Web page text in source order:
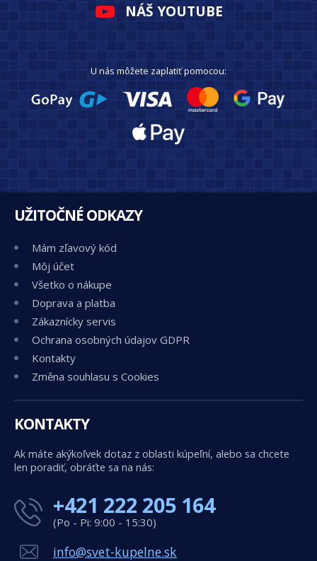
NÁŠ YOUTUBE
U nás môžete zaplatiť pomocou:
UŽITOČNÉ ODKAZY
Mám zľavový kód
Môj účet
Všetko o nákupe
Doprava a platba
Zákaznícky servis
Ochrana osobných údajov GDPR
Kontakty
Změna souhlasu s Cookies
KONTAKTY
Ak máte akýkoľvek dotaz z oblasti kúpeľní, alebo sa chcete
len poradiť, obráťte sa na nás:
+421 222 205 164
(Po - Pi: 9:00 - 15:30)
info@svet-kupelne.sk